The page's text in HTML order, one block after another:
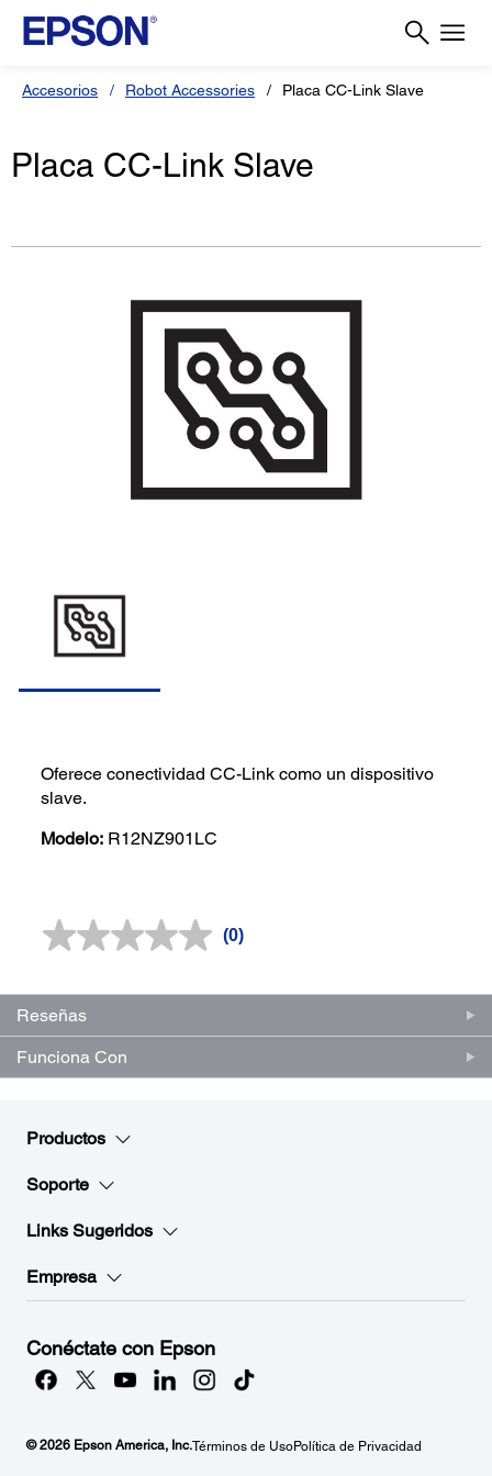
Accesorios Robot Accessories Placa CC-Link Slave
Placa CC-Link Slave
Oferece conectividad CC-Link como un dispositivo
slave.
Modelo: R12NZ901LC
Sin
en
misma
(0)
Reseñas
Funciona Con
Productos
Soporte
Links Sugeridos
Empresa
Conéctate con Epson
© 2026 Epson America, Inc.Términos de UsoPolítica de Privacidad